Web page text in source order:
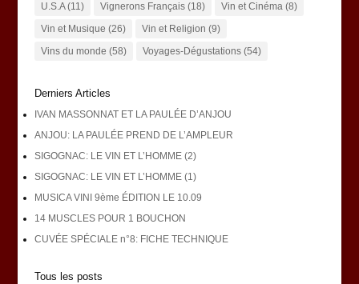
U.S.A(11) Vignerons Français(18) Vin et Cinéma(8)
Vin et Musique (26) Vin et Religion (9)
Vins du monde (58) Voyages-Dégustations(54)
Derniers Articles
IVAN MASSONNAT ET LA PAULÉE D’ANJOU
ANJOU: LA PAULÉE PREND DE L’AMPLEUR
SIGOGNAC: LE VIN ET L’HOMME (2)
SIGOGNAC: LE VIN ET L’HOMME (1)
MUSICA VINI 9ème ÉDITION LE 10.09
14 MUSCLES POUR 1 BOUCHON
CUVÉE SPÉCIALE n°8: FICHE TECHNIQUE
Tous les posts